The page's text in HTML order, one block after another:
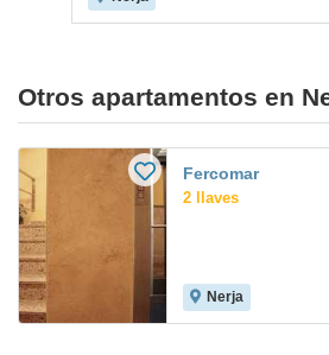
Otros apartamentos en
Fercomar
2 llaves
Nerja